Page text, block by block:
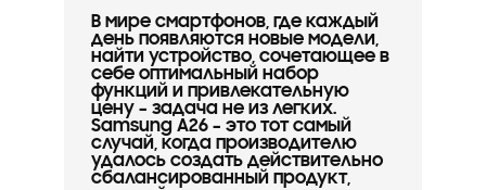
В мире смартфонов, где каждый
день появляются новые модели,
найти устройство, сочетающее в
себе оптимальный набор
функций и привлекательную
цену – задача не из легких.
Samsung A26 – это тот самый
случай, когда производителю
удалось создать действительно
сбалансированный продукт,